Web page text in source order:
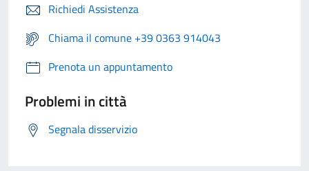
Richiedi Assistenza
Chiama il comune +39 0363 914043
Prenota un appuntamento
Problemi in città
Segnala disservizio